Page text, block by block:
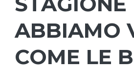
ABBIAMO
COME LE